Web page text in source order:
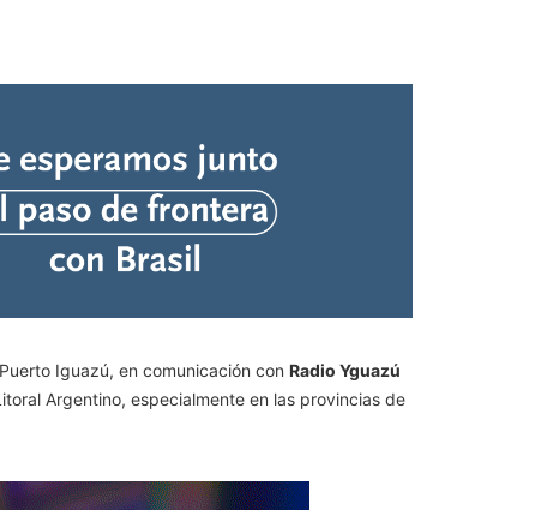
Iguazú, en comunicación con Radio Yguazú
Argentino, especialmente en las provincias de